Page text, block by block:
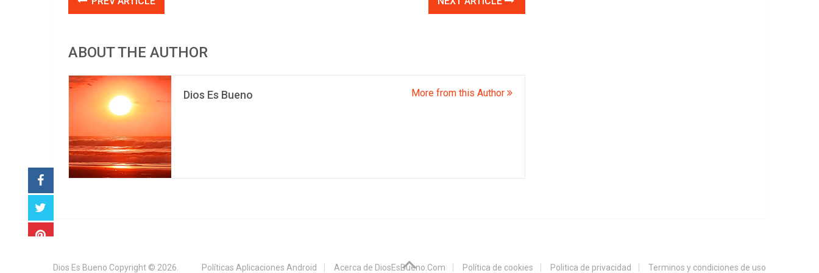
ABOUT THE AUTHOR
Dios Es Bueno More from this Author
Dios Es Bueno Copyright © 2026. Políticas Aplicaciones Android Acerca de DiosEsBueno.Com Política de cookies Politica de privacidad Terminos y condiciones de uso